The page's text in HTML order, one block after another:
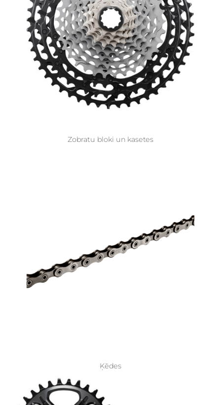
Zobratu bloki un kasetes
Ķēdes